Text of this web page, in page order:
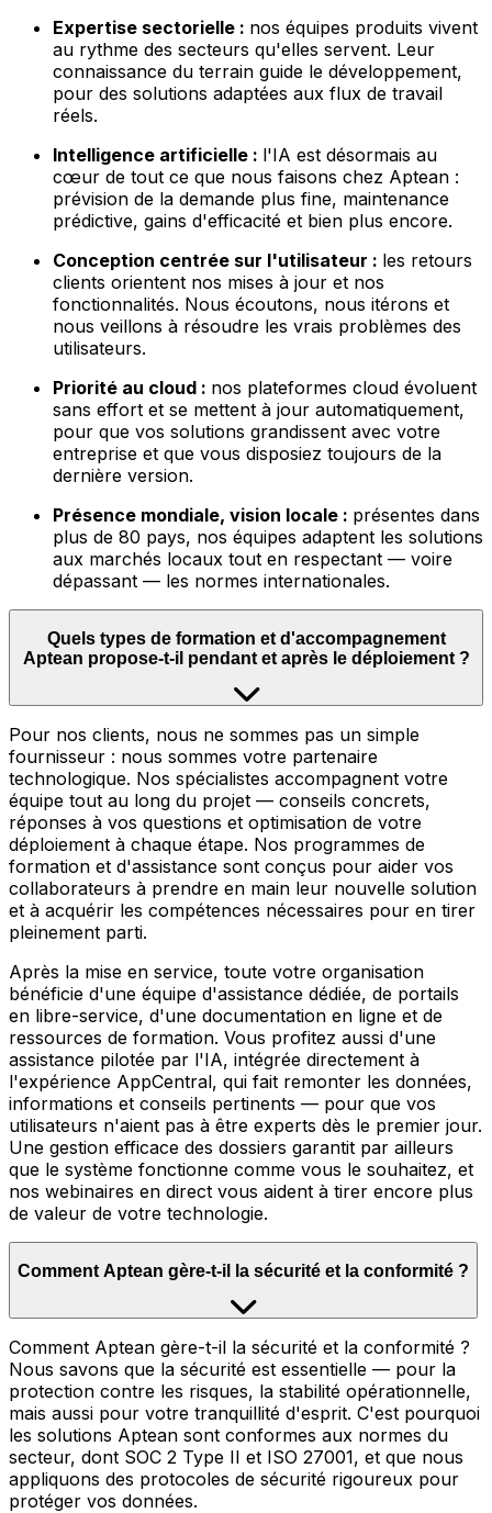
Expertise sectorielle : nos équipes produits vivent
au rythme des secteurs qu'elles servent. Leur
connaissance du terrain guide le développement,
pour des solutions adaptées aux flux de travail
réels.
Intelligence artificielle : l'IA est désormais au
cœur de tout ce que nous faisons chez Aptean :
prévision de la demande plus fine, maintenance
prédictive, gains d'efficacité et bien plus encore.
Conception centrée sur l'utilisateur : les retours
clients orientent nos mises à jour et nos
fonctionnalités. Nous écoutons, nous itérons et
nous veillons à résoudre les vrais problèmes des
utilisateurs.
Priorité au cloud : nos plateformes cloud évoluent
sans effort et se mettent à jour automatiquement,
pour que vos solutions grandissent avec votre
entreprise et que vous disposiez toujours de la
dernière version.
Présence mondiale, vision locale : présentes dans
plus de 80 pays, nos équipes adaptent les solutions
aux marchés locaux tout en respectant — voire
dépassant — les normes internationales.
Quels types de formation et d'accompagnement
Aptean propose-t-il pendant et après le déploiement ?
Pour nos clients, nous ne sommes pas un simple
fournisseur : nous sommes votre partenaire
technologique. Nos spécialistes accompagnent votre
équipe tout au long du projet — conseils concrets,
réponses à vos questions et optimisation de votre
déploiement à chaque étape. Nos programmes de
formation et d'assistance sont conçus pour aider vos
collaborateurs à prendre en main leur nouvelle solution
et à acquérir les compétences nécessaires pour en tirer
pleinement parti.
Après la mise en service, toute votre organisation
bénéficie d'une équipe d'assistance dédiée, de portails
en libre-service, d'une documentation en ligne et de
ressources de formation. Vous profitez aussi d'une
assistance pilotée par l'IA, intégrée directement à
l'expérience AppCentral, qui fait remonter les données,
informations et conseils pertinents — pour que vos
utilisateurs n'aient pas à être experts dès le premier jour.
Une gestion efficace des dossiers garantit par ailleurs
que le système fonctionne comme vous le souhaitez, et
nos webinaires en direct vous aident à tirer encore plus
de valeur de votre technologie.
Comment Aptean gère-t-il la sécurité et la conformité ?
Comment Aptean gère-t-il la sécurité et la conformité ?
Nous savons que la sécurité est essentielle — pour la
protection contre les risques, la stabilité opérationnelle,
mais aussi pour votre tranquillité d'esprit. C'est pourquoi
les solutions Aptean sont conformes aux normes du
secteur, dont SOC 2 Type II et ISO 27001, et que nous
appliquons des protocoles de sécurité rigoureux pour
protéger vos données.